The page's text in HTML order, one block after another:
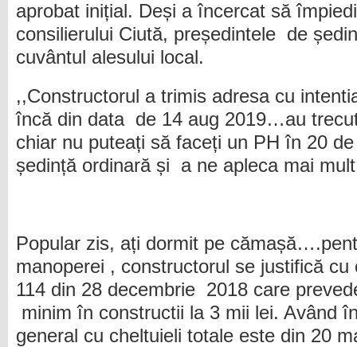
aprobat inițial. Deși a încercat să
consilierului Ciută, președintele de
cuvântul alesului local.
,,Constructorul a trimis adresa cu
încă din data de 14 aug 2019…au
chiar nu puteați să faceți un PH în 20
ședință ordinară și a ne apleca mai
Popular zis, ați dormit pe
manoperei , constructorul se justifică
114 din 28 decembrie 2018 care
minim în constructii la 3 mii lei. Având
general cu cheltuieli totale este din 20